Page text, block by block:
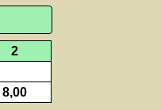
2
8,00